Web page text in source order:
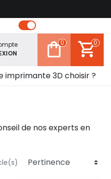
0 0
imprimante 3D choisir ?
de nos experts en